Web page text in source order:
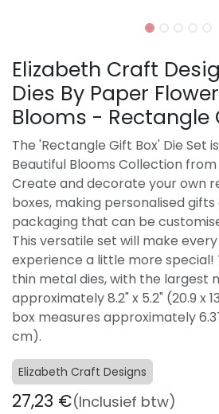
Elizabeth Craft
Dies By Paper
Blooms - Rectangle
The 'Rectangle Gift Box' Die Set
Beautiful Blooms Collection
Create and decorate your own
boxes, making personalised
packaging that can be
This versatile set will make
experience a little more special!
thin metal dies, with the largest
approximately 8.2" x 5.2" (20.9 x
box measures approximately
cm).
Elizabeth Craft Designs
27,23 €(Inclusief btw)